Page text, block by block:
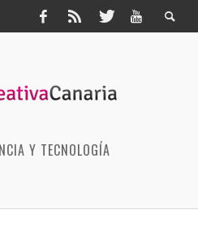
Y TECNOLOGÍA